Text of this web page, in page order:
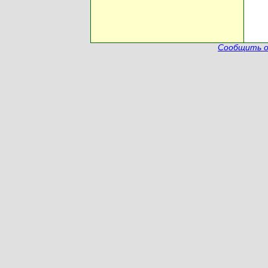
Сообщить о